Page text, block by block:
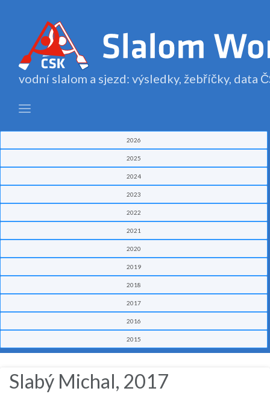
vodní slalom a sjezd: výsledky, žebříčky, data
2026
2025
2024
2023
2022
2021
2020
2019
2018
2017
2016
2015
Slabý Michal, 2017